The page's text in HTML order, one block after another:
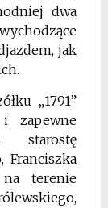
dwa
jak
„1791”
zapewne
starostę
Franciszka
na terenie